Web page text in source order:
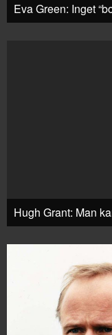
Eva Green: Inget
Hugh Grant: Man